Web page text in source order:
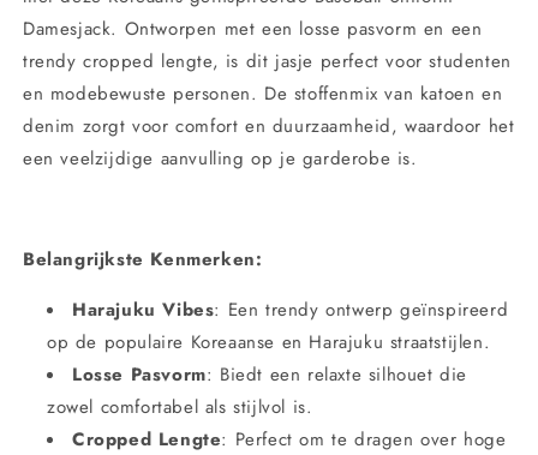
Damesjack. Ontworpen met een losse pasvorm en een
trendy cropped lengte, is dit jasje perfect voor studenten
en modebewuste personen. De stoffenmix van katoen en
denim zorgt voor comfort en duurzaamheid, waardoor het
een veelzijdige aanvulling op je garderobe is.
Belangrijkste Kenmerken:
Harajuku Vibes: Een trendy ontwerp geïnspireerd
op de populaire Koreaanse en Harajuku straatstijlen.
Losse Pasvorm: Biedt een relaxte silhouet die
zowel comfortabel als stijlvol is.
Cropped Lengte: Perfect om te dragen over hoge